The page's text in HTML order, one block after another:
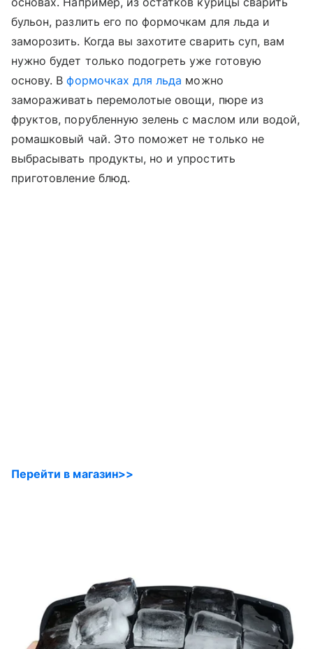
бульон, разлить его по формочкам для льда и
заморозить. Когда вы захотите сварить суп, вам
нужно будет только подогреть уже готовую
основу. Вформочках для льда можно
замораживать перемолотые овощи, пюре из
фруктов, порубленную зелень с маслом или водой,
ромашковый чай. Это поможет не только не
выбрасывать продукты, но и упростить
приготовление блюд.
Перейти в магазин>>